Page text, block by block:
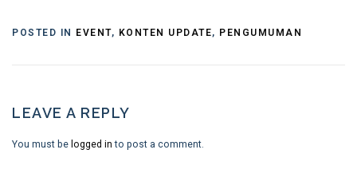
POSTED IN EVENT, KONTEN UPDATE, PENGUMUMAN
LEAVE A REPLY
You must be logged in to post a comment.